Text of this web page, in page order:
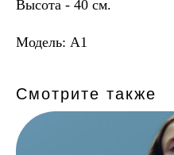
Высота - 40 см.
Модель: A1
Смотрите также